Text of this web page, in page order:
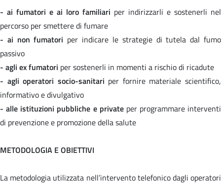
- ai fumatori e ai loro familiari per indirizzarli e sostenerli nel
percorso per smettere di fumare
- ai non fumatori per indicare le strategie di tutela dal fumo
passivo
- agli ex fumatori per sostenerli in momenti a rischio di ricadute
- agli operatori socio-sanitari per fornire materiale scientifico,
informativo e divulgativo
- alle istituzioni pubbliche e privateper programmare interventi
di prevenzione e promozione della salute
METODOLOGIA E OBIETTIVI
La metodologia utilizzata nell’intervento telefonico dagli operatori